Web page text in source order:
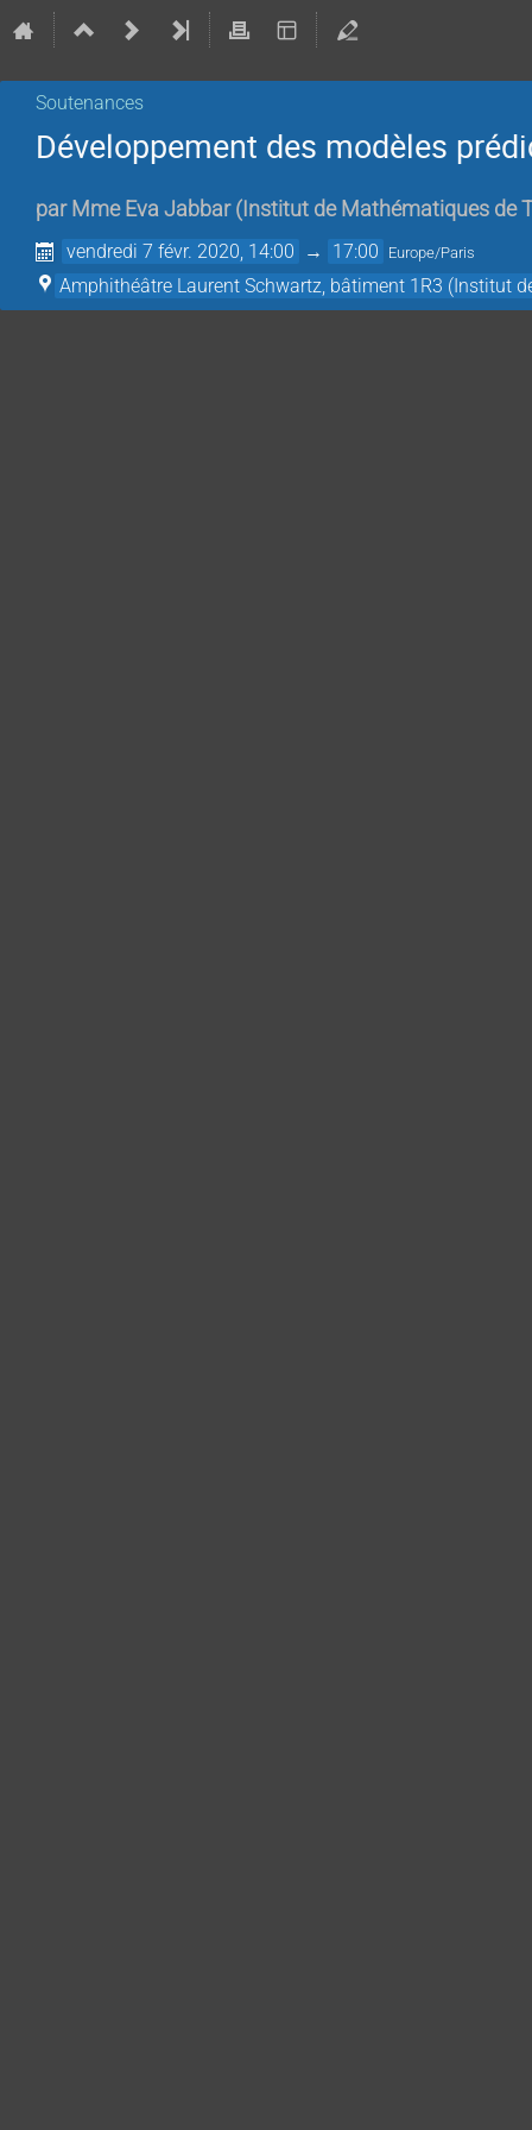
Soutenances
Développement des modèles
par Mme Eva Jabbar ( Institut de Mathématiques de
vendredi 7 févr. 2020, 14:00 → 17:00 Europe/Paris
Amphithéâtre Laurent Schwartz, bâtiment 1R3 (Institut